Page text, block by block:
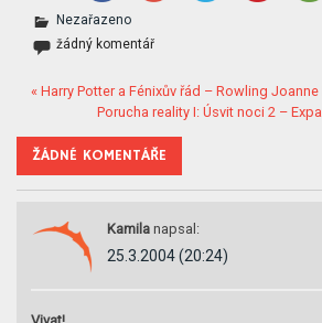
Nezařazeno
žádný komentář
« Harry Potter a Fénixův řád – Rowling Joanne
Porucha reality I: Úsvit noci 2 –
ŽÁDNÉ KOMENTÁŘE
Kamila napsal:
25.3.2004 (20:24)